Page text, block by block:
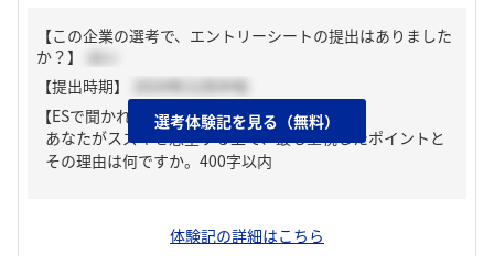
【この企業の選考で、エントリーシートの提出はありました
か？】
はい
【提出時期】
2024年12月中旬
【ESで聞かれた質問】
あなたがスズキを志望する上で、最も重視したポイントと
その理由は何ですか。400字以内
体験記の詳細はこちら
選考体験記を見る（無料）